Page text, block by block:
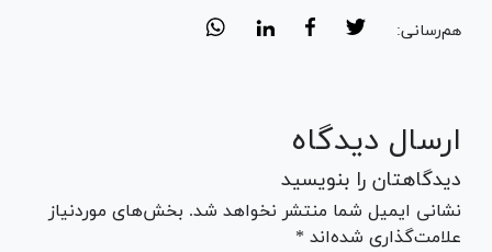
هم‌رسانی:
ارسال دیدگاه
دیدگاهتان را بنویسید
نشانی ایمیل شما منتشر نخواهد شد. بخش‌های موردنیاز
علامت‌گذاری شده‌اند *